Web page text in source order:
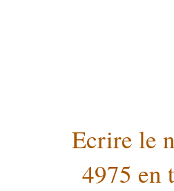
Ecrire le
4975 en